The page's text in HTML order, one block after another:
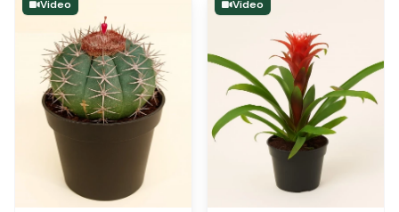
Video Video